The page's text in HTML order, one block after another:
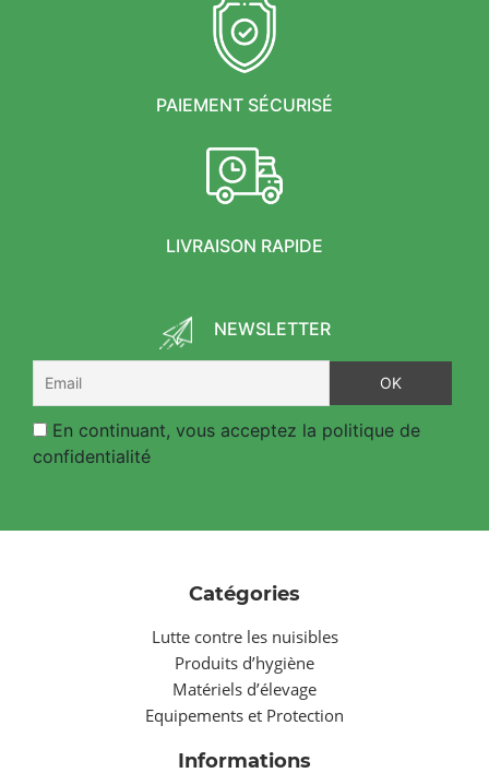
PAIEMENT SÉCURISÉ
LIVRAISON RAPIDE
NEWSLETTER
En continuant, vous acceptez la politique de
confidentialité
Catégories
Lutte contre les nuisibles
Produits d’hygiène
Matériels d’élevage
Equipements et Protection
Informations